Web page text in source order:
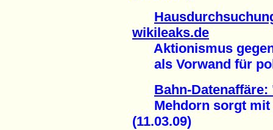
wikileaks.de
Aktionismus
als Vorwand für
Bahn-
Mehdorn sorgt mit
(11.03.09)